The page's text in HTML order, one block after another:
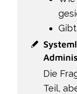
Die
Teil,